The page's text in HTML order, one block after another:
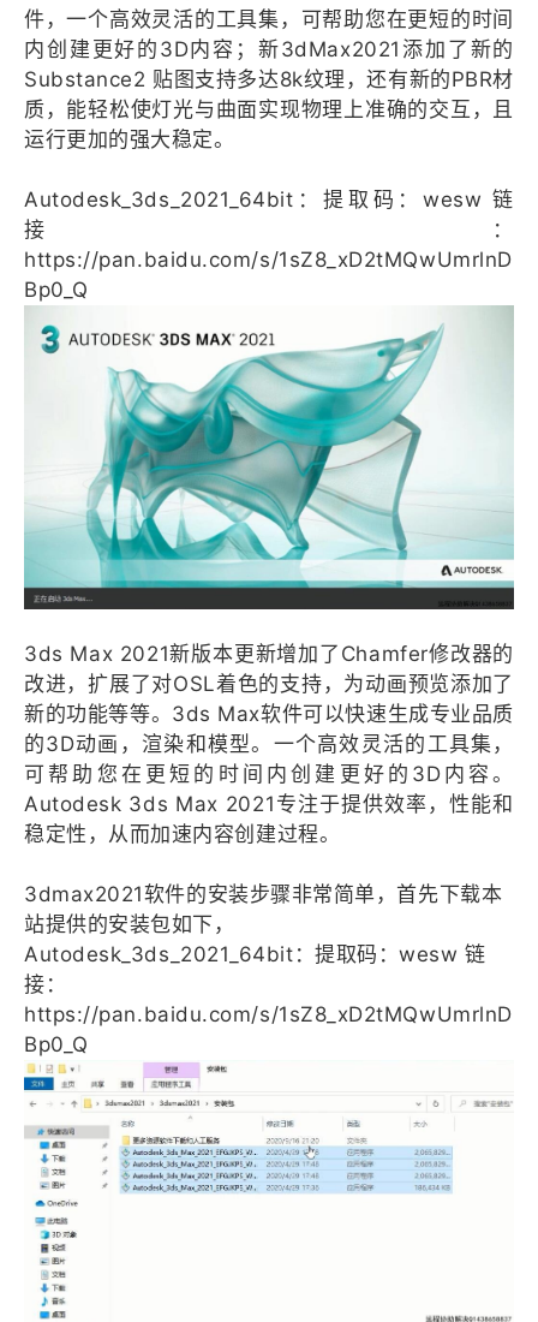
件，一个高效灵活的工具集，可帮助您在更短的时间
内创建更好的3D内容；新3dMax2021添加了新的
Substance2 贴图支持多达8k纹理，还有新的PBR材
质，能轻松使灯光与曲面实现物理上准确的交互，且
运行更加的强大稳定。
Autodesk_3ds_2021_64bit： 提取码：wesw链
接：
https://pan.baidu.com/s/1sZ8_xD2tMQwUmrlnD
Bp0_Q
3ds Max 2021新版本更新增加了Chamfer修改器的
改进，扩展了对OSL着色的支持，为动画预览添加了
新的功能等等。3ds Max软件可以快速生成专业品质
的3D动画，渲染和模型。一个高效灵活的工具集，
可帮助您在更短的时间内创建更好的3D内容。
Autodesk 3ds Max 2021专注于提供效率，性能和
稳定性，从而加速内容创建过程。
3dmax2021软件的安装步骤非常简单，首先下载本
站提供的安装包如下，
Autodesk_3ds_2021_64bit：提取码：wesw 链
接：
https://pan.baidu.com/s/1sZ8_xD2tMQwUmrlnD
Bp0_Q